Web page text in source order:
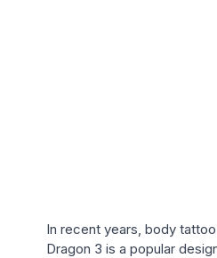
In recent years, body
Dragon 3 is a popular